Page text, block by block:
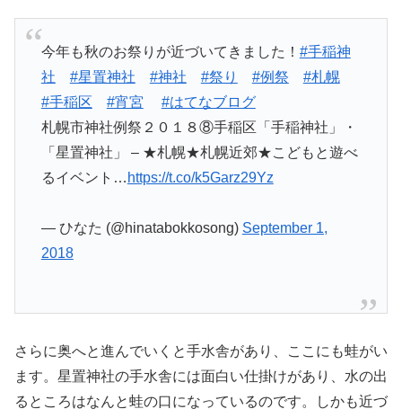
今年も秋のお祭りが近づいてきました！ #手稲神
社
#星置神社 #神社 #祭り #例祭
#札幌
#手稲区
#宵宮
#はてなブログ
札幌市神社例祭２０１８⑧手稲区「手稲神社」・
「星置神社」 – ★札幌★札幌近郊★こどもと遊べ
るイベント… https://t.co/k5Garz29Yz
— ひなた (@hinatabokkosong) September 1,
2018
さらに奥へと進んでいくと手水舎があり、ここにも蛙がい
ます。星置神社の手水舎には面白い仕掛けがあり、水の出
るところはなんと蛙の口になっているのです。しかも近づ